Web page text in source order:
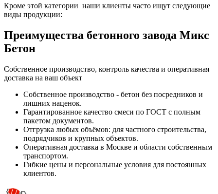
Кроме этой категории наши клиенты часто ищут следующие
виды продукции:
Преимущества бетонного завода Микс
Бетон
Собственное производство, контроль качества и оперативная
доставка на ваш объект
Собственное производство - бетон без посредников и
лишних наценок.
Гарантированное качество смеси по ГОСТ с полным
пакетом документов.
Отгрузка любых объёмов: для частного строительства,
подрядчиков и крупных объектов.
Оперативная доставка в Москве и области собственным
транспортом.
Гибкие цены и персональные условия для постоянных
клиентов.